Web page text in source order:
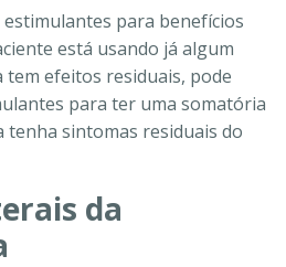
estimulantes para benefícios
está usando já algum
efeitos residuais, pode
para ter uma somatória
tenha sintomas residuais do
da